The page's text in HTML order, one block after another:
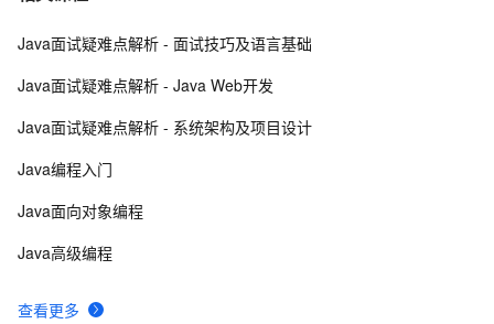
8 poj-1503-java大数相加
10java 中的多线程   内部类实现 数据共享 和 Runnable
查看更多
Java面试疑难点解析 - 面试技巧及语言基础
Java面试疑难点解析 - Java Web开发
Java面试疑难点解析 - 系统架构及项目设计
Java编程入门
Java面向对象编程
Java高级编程